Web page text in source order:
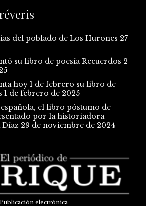
del poblado de Los Hurones 27
su libro de poesía Recuerdos 2
hoy 1 de febrero su libro de
1 de febrero de 2025
el libro póstumo de
por la historiadora
29 de noviembre de 2024
Publicación electrónica